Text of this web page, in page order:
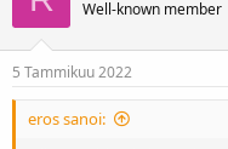
Well-known member
5 Tammikuu 2022
eros sanoi: